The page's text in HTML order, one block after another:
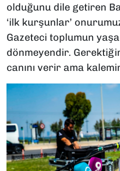
olduğunu dile getiren
‘ilk kurşunlar’
Gazeteci toplumun
dönmeyendir.
canını verir ama